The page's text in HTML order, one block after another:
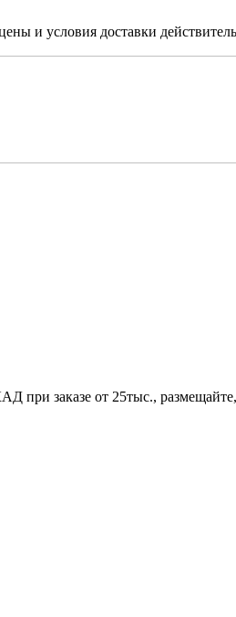
и условия доставки
при заказе от 25тыс., размещайте,